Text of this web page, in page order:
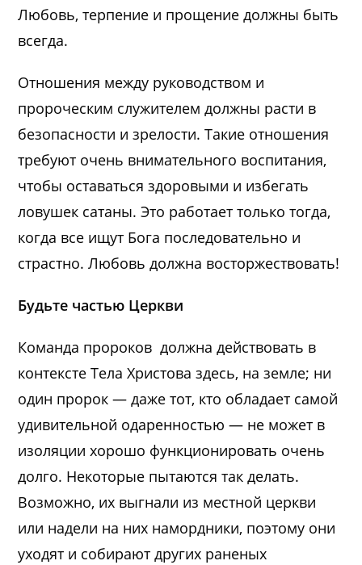
Любовь, терпение и прощение должны быть
всегда.
Отношения между руководством и
пророческим служителем должны расти в
безопасности и зрелости. Такие отношения
требуют очень внимательного воспитания,
чтобы оставаться здоровыми и избегать
ловушек сатаны. Это работает только тогда,
когда все ищут Бога последовательно и
страстно. Любовь должна восторжествовать!
Будьте частью Церкви
Команда пророков должна действовать в
контексте Тела Христова здесь, на земле; ни
один пророк — даже тот, кто обладает самой
удивительной одаренностью — не может в
изоляции хорошо функционировать очень
долго. Некоторые пытаются так делать.
Возможно, их выгнали из местной церкви
или надели на них намордники, поэтому они
уходят и собирают других раненых